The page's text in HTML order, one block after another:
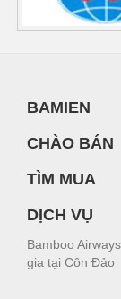
BAMIEN
CHÀO BÁN
TÌM MUA
DỊCH VỤ
Bamboo
gia tại Côn Đảo